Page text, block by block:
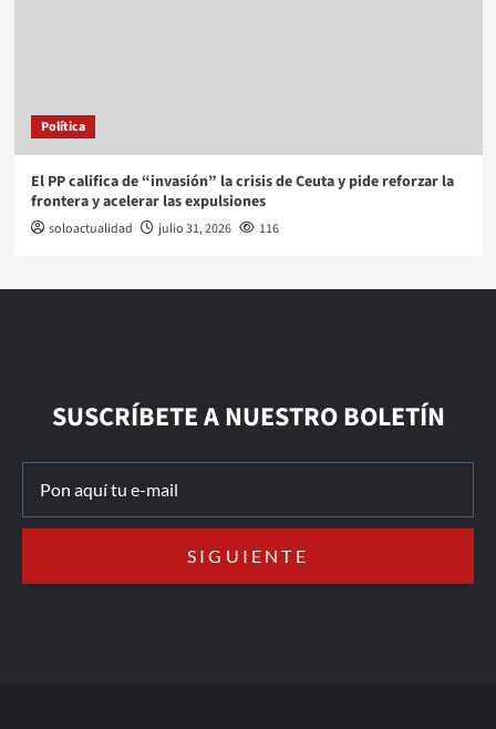
Política
El PP califica de “invasión” la crisis de Ceuta y pide reforzar la
frontera y acelerar las expulsiones
soloactualidad julio 31, 2026 116
SUSCRÍBETE A NUESTRO BOLETÍN